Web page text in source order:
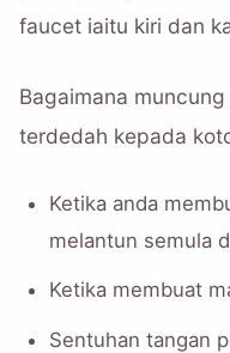
faucet iaitu kiri dan
Bagaimana
terdedah kepada
Ketika anda
melantun semula
Ketika membuat
Sentuhan tangan